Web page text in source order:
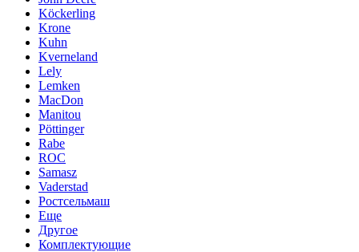
Köckerling
Krone
Kuhn
Kverneland
Lely
Lemken
MacDon
Manitou
Pöttinger
Rabe
ROC
Samasz
Vaderstad
Ростсельмаш
Еще
Другое
Комплектующие